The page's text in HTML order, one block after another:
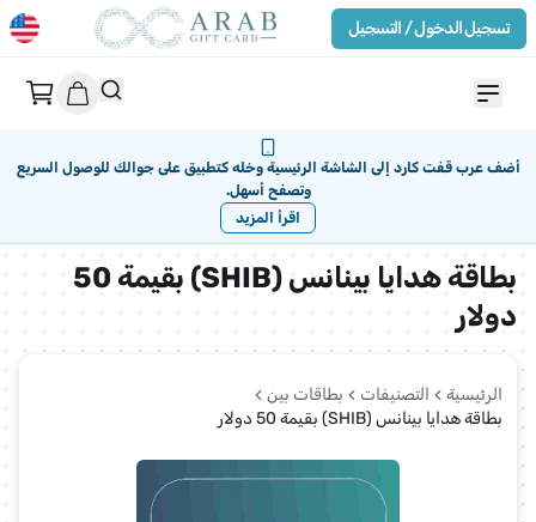
تسجيل الدخول / التسجيل
أضف عرب قفت كارد إلى الشاشة الرئيسية وخله كتطبيق على جوالك للوصول السريع
وتصفح أسهل.
اقرأ المزيد
بطاقة هدايا بينانس (SHIB) بقيمة 50
دولار
الرئيسية التصنيفات
بطاقات بين
بطاقة هدايا بينانس (SHIB) بقيمة 50 دولار